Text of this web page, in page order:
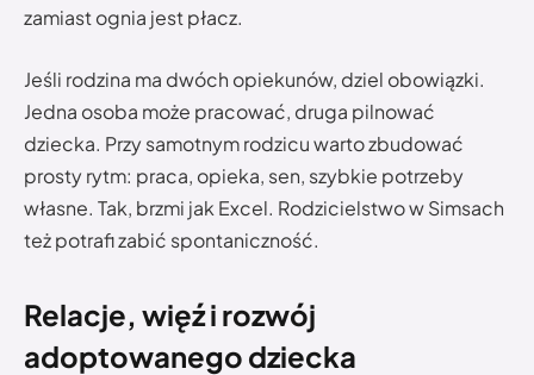
zamiast ognia jest płacz.
Jeśli rodzina ma dwóch opiekunów, dziel obowiązki.
Jedna osoba może pracować, druga pilnować
dziecka. Przy samotnym rodzicu warto zbudować
prosty rytm: praca, opieka, sen, szybkie potrzeby
własne. Tak, brzmi jak Excel. Rodzicielstwo w Simsach
też potrafi zabić spontaniczność.
Relacje, więź i rozwój
adoptowanego dziecka